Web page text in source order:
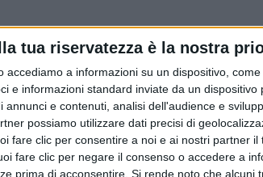
tua riservatezza è la nostra
accediamo a informazioni su un dispositivo,
e informazioni standard inviate da un dispositivo
e contenuti, analisi dell'audience e
possiamo utilizzare dati precisi di
fare clic per consentire a noi e ai nostri partner
fare clic per negare il consenso o accedere a
prima di acconsentire. Si rende noto che alcuni